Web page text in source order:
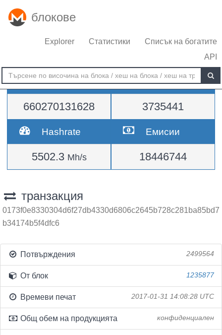
блокове
Explorer Статистики
Списък на богатите
API
Трудност
660270131628
височина
3735441
Hashrate
5502.3 Mh/s
Емисии
18446744
транзакция
0173f0e8330304d6f27db4330d6806c2645b728c281ba85bd7
b34174b5f4dfc6
Потвърждения 2499564
От блок 1235877
Времеви печат 2017-01-31 14:08:28 UTC
Общ обем на продукцията конфиденциален